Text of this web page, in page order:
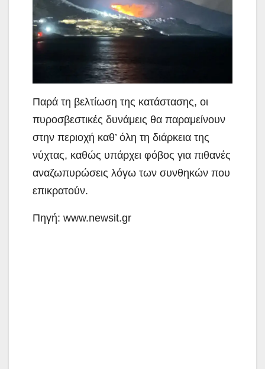
Παρά τη βελτίωση της κατάστασης, οι
πυροσβεστικές δυνάμεις θα παραμείνουν
στην περιοχή καθ’ όλη τη διάρκεια της
νύχτας, καθώς υπάρχει φόβος για πιθανές
αναζωπυρώσεις λόγω των συνθηκών που
επικρατούν.
Πηγή: www.newsit.gr